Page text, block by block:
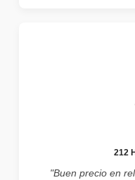
212
"Buen precio en